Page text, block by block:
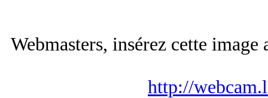
Webmasters, insérez cette
http://